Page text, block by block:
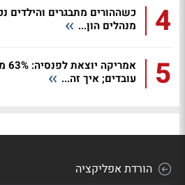
4
כשההורים מתבגרים והילדים
מנהלים הון...
5
עובדים; איך זה...
הורדת אפליקציה